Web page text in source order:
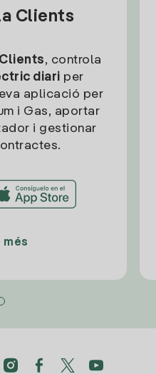
Clients
, controla
diari per
aplicació per
i Gas, aportar
i gestionar
més